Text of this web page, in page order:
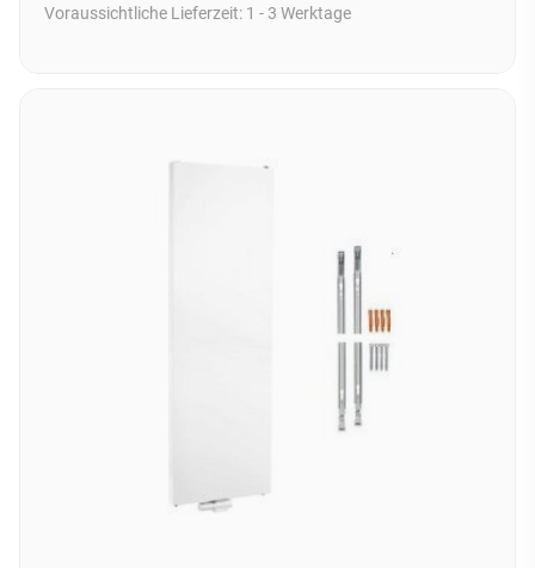
Voraussichtliche Lieferzeit: 1 - 3 Werktage